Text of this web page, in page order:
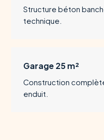
Structure béton
technique.
Garage 25 m²
Construction
enduit.